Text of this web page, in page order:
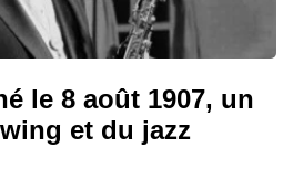
le 8 août 1907, un
et du jazz